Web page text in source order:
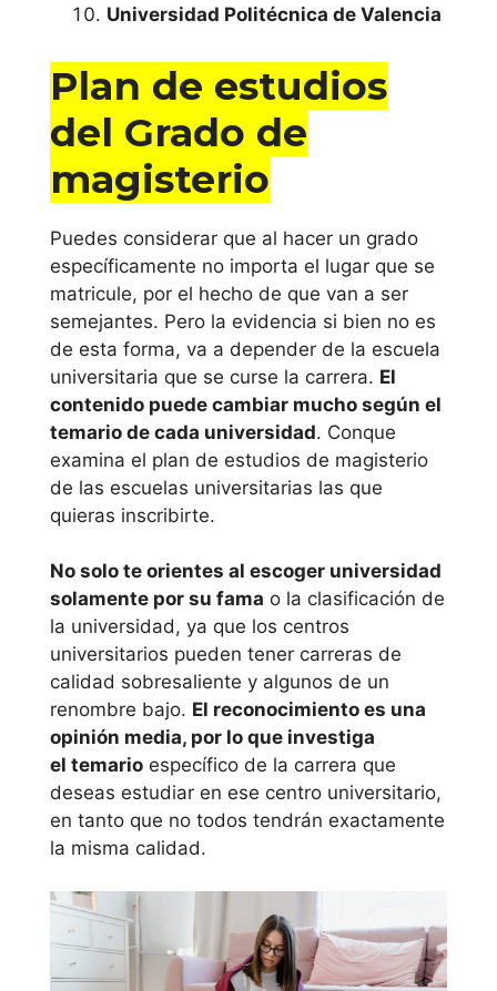
Universitat
Jaume I de
Castellón
Universidad
Miguel
Elche
Universidad
Politécnica de
Valéncia
Universitat de
València
Universidad
– CEU
Universidad
Católica de
Valencia S.
Vicente M.
Extremadura
Universidad de
Extremadura
Galicia
Universidad Politécnica de Valencia
Plan de estudios
del Grado de
magisterio
Puedes considerar que al hacer un grado
específicamente no importa el lugar que se
matricule, por el hecho de que van a ser
semejantes. Pero la evidencia si bien no es
de esta forma, va a depender de la escuela
universitaria que se curse la carrera. El
contenido puede cambiar mucho según el
temario de cada universidad. Conque
examina el plan de estudios de magisterio
de las escuelas universitarias las que
quieras inscribirte.
No solo te orientes al escoger universidad
solamente por su fama o la clasificación de
la universidad, ya que los centros
universitarios pueden tener carreras de
calidad sobresaliente y algunos de un
renombre bajo. El reconocimiento es una
opinión media, por lo que investiga
el temario específico de la carrera que
deseas estudiar en ese centro universitario,
en tanto que no todos tendrán exactamente
la misma calidad.